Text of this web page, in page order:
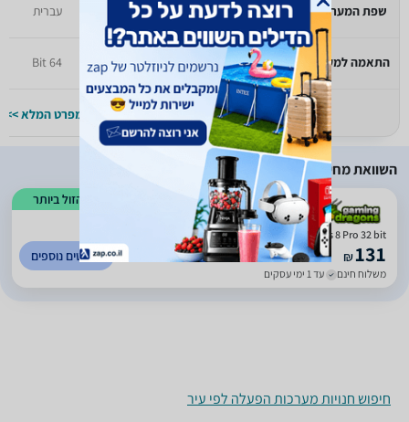
שפת המערכת
התאמה למעבד
עברית
64 Bit
למפרט המלא >>
עברית
64 Bit
למפרט המלא >>
השוואת מחירים
הזול ביותר
5
(
73
)
Microsoft Windows 8 Pro 32 bit עברית OEM עותק דיגיטלית
₪131
משלוח חינם עד 1 ימי עסקים
לפרטים נוספים
חיפוש חנויות מערכות הפעלה לפי עיר